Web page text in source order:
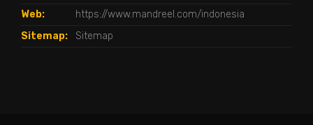
Web:
https://www.mandreel.com/indonesia
Sitemap:
Sitemap